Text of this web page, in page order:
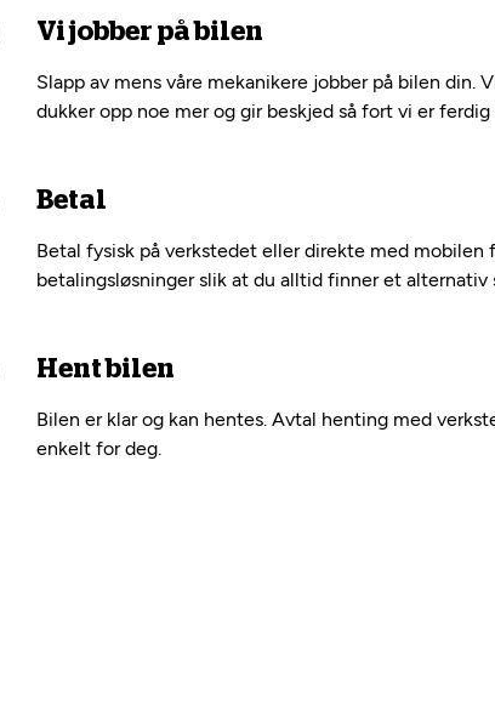
Vi jobber på bilen
Slapp av mens våre mekanikere jobber på bilen din.
dukker opp noe mer og gir beskjed så fort vi er
Betal
Betal fysisk på verkstedet eller direkte med mobilen
betalingsløsninger slik at du alltid finner et alternativ
Hent bilen
Bilen er klar og kan hentes. Avtal henting med
enkelt for deg.